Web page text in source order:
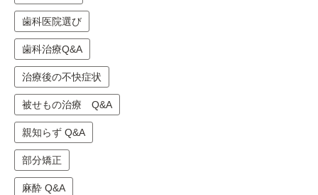
歯科医院選び
歯科治療Q&A
治療後の不快症状
被せもの治療 Q&A
親知らず Q&A
部分矯正
麻酔 Q&A